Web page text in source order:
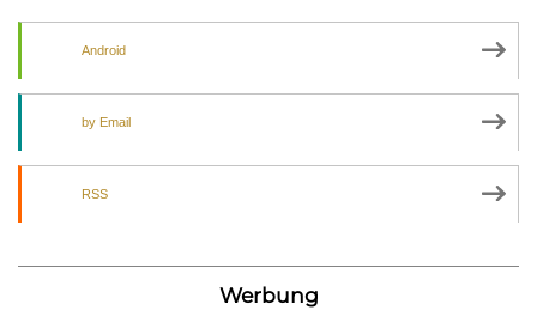
Android
by Email
RSS
Werbung